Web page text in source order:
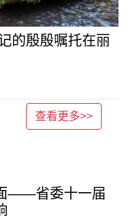
的殷殷嘱托在丽
查看更多>>
——省委十一届